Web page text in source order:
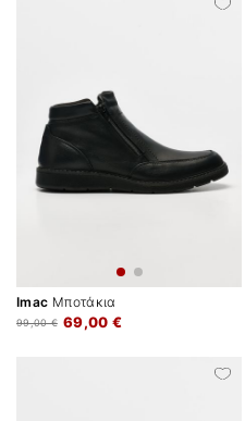
Imac Μποτάκια
69,00 €
99,00 €